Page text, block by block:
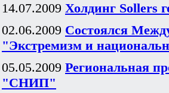
14.07.2009 Холдинг Sollers
02.06.2009 Состоялся
"Экстремизм и
05.05.2009 Региональная
"СНИП"